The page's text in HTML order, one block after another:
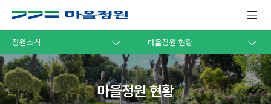
정원소식 마을정원 현황
마을정원 현황